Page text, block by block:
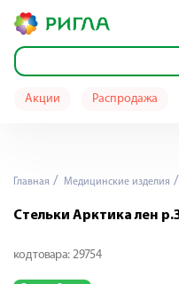
Акции Распродажа
Главная Медицинские изделия
Стельки Арктика лен
код товара: 29754